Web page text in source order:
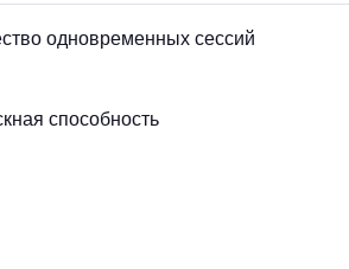
одновременных сессий
способность